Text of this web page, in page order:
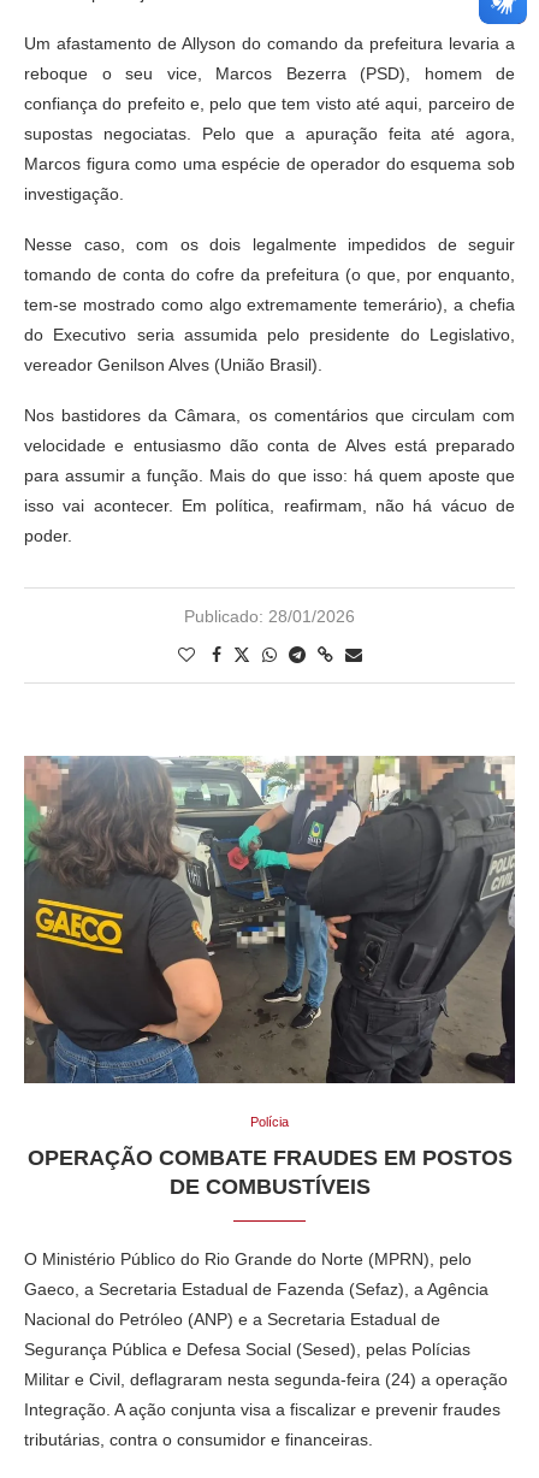
Um afastamento de Allyson do comando da prefeitura levaria a
reboque o seu vice, Marcos Bezerra (PSD), homem de
confiança do prefeito e, pelo que tem visto até aqui, parceiro de
supostas negociatas. Pelo que a apuração feita até agora,
Marcos figura como uma espécie de operador do esquema sob
investigação.
Nesse caso, com os dois legalmente impedidos de seguir
tomando de conta do cofre da prefeitura (o que, por enquanto,
tem-se mostrado como algo extremamente temerário), a chefia
do Executivo seria assumida pelo presidente do Legislativo,
vereador Genilson Alves (União Brasil).
Nos bastidores da Câmara, os comentários que circulam com
velocidade e entusiasmo dão conta de Alves está preparado
para assumir a função. Mais do que isso: há quem aposte que
isso vai acontecer. Em política, reafirmam, não há vácuo de
poder.
Publicado: 28/01/2026
Polícia
OPERAÇÃO COMBATE FRAUDES EM POSTOS
DE COMBUSTÍVEIS
O Ministério Público do Rio Grande do Norte (MPRN), pelo
Gaeco, a Secretaria Estadual de Fazenda (Sefaz), a Agência
Nacional do Petróleo (ANP) e a Secretaria Estadual de
Segurança Pública e Defesa Social (Sesed), pelas Polícias
Militar e Civil, deflagraram nesta segunda-feira (24) a operação
Integração. A ação conjunta visa a fiscalizar e prevenir fraudes
tributárias, contra o consumidor e financeiras.